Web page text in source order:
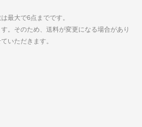
最大で6点までです。
。そのため、送料が変更になる場合があり
いただきます。